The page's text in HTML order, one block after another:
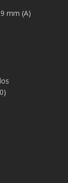
mm (A)